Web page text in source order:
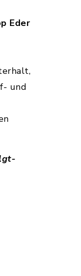
Eder
und